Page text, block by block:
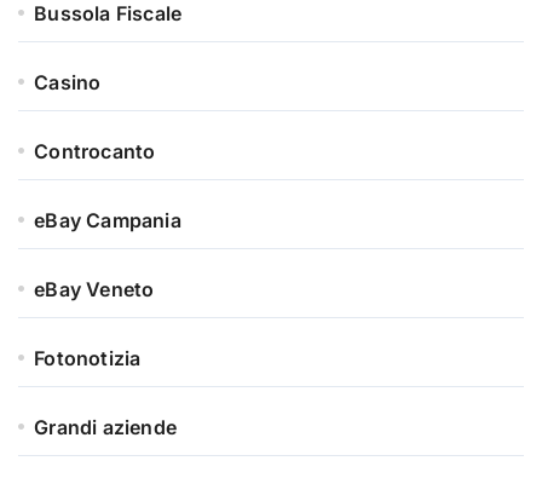
Bussola Fiscale
Casino
Controcanto
eBay Campania
eBay Veneto
Fotonotizia
Grandi aziende